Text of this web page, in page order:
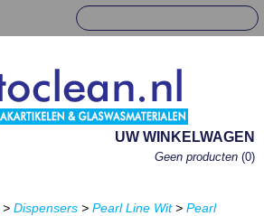
UW WINKELWAGEN
Geen producten (0)
> Dispensers > Pearl Line Wit> Pearl